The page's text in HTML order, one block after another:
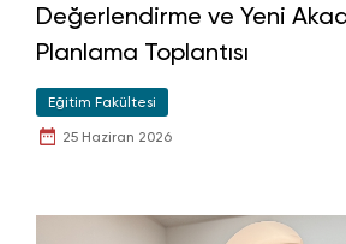
Değerlendirme ve Yeni
Planlama Toplantısı
Eğitim Fakültesi
25 Haziran 2026